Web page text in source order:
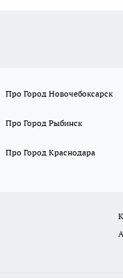
Про Город Новочебоксарск
Про Город Рыбинск
Про Город Краснодара